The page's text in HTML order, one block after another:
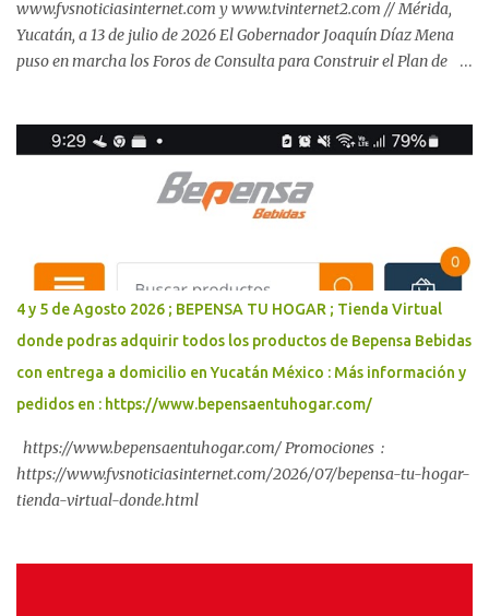
www.fvsnoticiasinternet.com y www.tvinternet2.com // Mérida,
Yucatán, a 13 de julio de 2026 El Gobernador Joaquín Díaz Mena
puso en marcha los Foros de Consulta para Construir el Plan de
coordinación con la presidenta municipal de Mérida, Cecilia Patrón
sostenible y con visión de futuro para las familias yucatecas.
Iniciaron los foros de consulta mediante los cuales el Gobierno del
Renacimiento Maya reúne las voces de la ciudadanía, academia,
especialistas, organizaciones civiles y estudiantes para construir el
Plan de Agua, Vialidades y Seguridad de Mérida y su Zona
Metropolitana. Este ejercicio se respalda en los 37 mil 500
millones de pesos ya invertidos en obras estratégicas, como la
ampliación del Puerto de Altura de P...
4 y 5 de Agosto 2026 ; BEPENSA TU HOGAR ; Tienda Virtual
donde podras adquirir todos los productos de Bepensa Bebidas
con entrega a domicilio en Yucatán México : Más información y
pedidos en : https://www.bepensaentuhogar.com/
https://www.bepensaentuhogar.com/ Promociones :
https://www.fvsnoticiasinternet.com/2026/07/bepensa-tu-hogar-
tienda-virtual-donde.html